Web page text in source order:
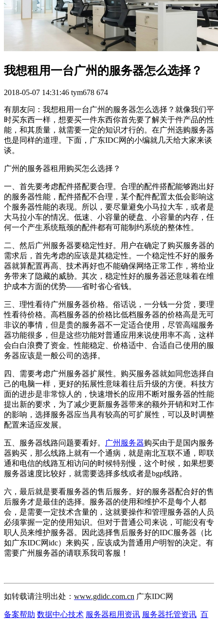
我想租用一台广州的服务器怎么选择？
2018-05-07 14:31:46 tym678 674
有朋友问：我想租用一台广州的服务器怎么选择？就像我们平
时买东西一样，想要买一件东西你首先要了解关于件产品的性
能，和其质量，就需要一定的知识才行的。在广州选购服务器
也是同样的道理。下面，广东IDC网的小编就几天给大家来谈
谈。
广州的服务器租用购买怎么选择？
一、首先要考虑配件搭配要合理。合理的配件搭配能够跑出好
的服务器性能，配件搭配不合理，某个配件配置太低会影响这
个服务器性能的表现。所以，要尽量避免小马拉大车，或者是
大马拉小车的情况。低速、小容量的硬盘、小容量的内存，任
何一个产生系统瓶颈的配件都有可能制约系统的整体性。
二、然后广州服务器要稳定性好。用户在确定了购买服务器的
需求后，首先考虑的应该是其稳定性。一个稳定性不好的服务
器就算配置再高、技术再好也不能确保网络正常工作，将给业
务带来了隐藏的威胁。其次，稳定性好的服务器还意味着在维
护成本方面的优势——省时省心省钱。
三、理性看待广州服务器价格。俗话说，一分钱一分货，要理
性看待价格。高档服务器的价格比低档服务器的价格高是无可
非议的事情，但是贵的服务器不一定适合使用，尽管高端服务
器功能很多，但是这些功能对普通应用来说使用率不高，这样
会白白浪费了资金。性能稳定、价格适中、合适自己使用的服
务器应该是一般公司的选择。
四、需要考虑广州服务器扩展性。购买服务器就如同您选择自
己的电脑一样，更好的拓展性意味着往后升级的方便。科技方
面的进步是非常惊人的，快速增长的应用不断对服务器的性能
提出新的要求，为了减少更新服务器带来的额外开销和对工作
的影响，选择服务器应当具有较高的可扩展性，可以及时调整
配置来适应发展。
五、服务器线路问题要看好。 广州服务器购买由于是国内服务
器购买，那么线路上就有一个通病，就是南北互联不通，即联
通和电信的线路互相访问的时候特别慢，这个时候，如果想要
服务器速度比较好，就需要选择多线或者是bgp线路。
六，最后就是要看服务器的售后服务。好的服务器配合好的售
后服务才是最佳的选择。服务器的使用和维护不是每个人都
会，是需要一定技术含量的，这就要操作和管理服务器的人员
必须掌握一定的使用知识。但对于普通公司来说，可能没有专
职人员来维护服务器。因此选择售后服务好的IDC服务器（比
如广东IDC网idc）来购买，应该成为普通用户明智的决定。有
需要广州服务器的请联系我司客服！
如转载请注明出处： www.gdidc.com.cn 广东IDC网
备案帮助 数据中心技术 服务器租用资讯 服务器托管资讯 百